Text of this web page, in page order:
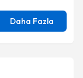
Daha Fazla